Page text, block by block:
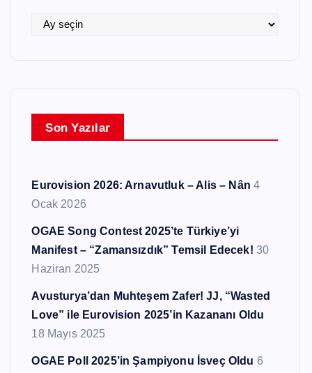
l
Son Yazılar
Eurovision 2026: Arnavutluk – Alis – Nân 4
Ocak 2026
OGAE Song Contest 2025’te Türkiye’yi
Manifest – “Zamansızdık” Temsil Edecek! 30
Haziran 2025
Avusturya’dan Muhteşem Zafer! JJ, “Wasted
Love” ile Eurovision 2025’in Kazananı Oldu
18 Mayıs 2025
OGAE Poll 2025’in Şampiyonu İsveç Oldu 6